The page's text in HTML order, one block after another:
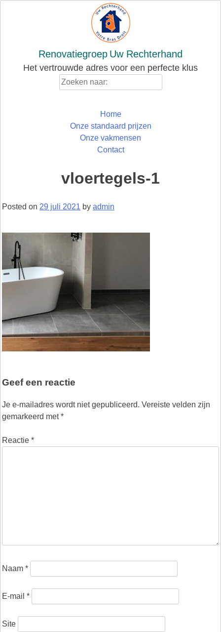
Renovatiegroep Uw Rechterhand
Het vertrouwde adres voor een perfecte klus
Home
Onze standaard prijzen
Onze vakmensen
Contact
vloertegels-1
Posted on 29 juli 2021 by admin
Geef een reactie
Je e-mailadres wordt niet gepubliceerd. Vereiste velden zijn
gemarkeerd met*
Reactie *
Naam *
E-mail *
Site